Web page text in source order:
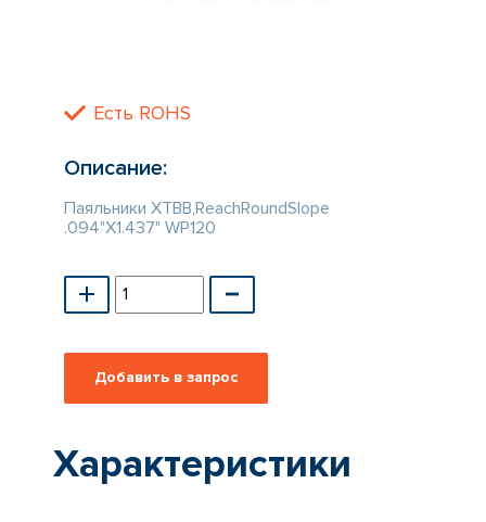
Есть ROHS
Описание:
Паяльники XTBB,ReachRoundSlope
.094"X1.437" WP120
Характеристики